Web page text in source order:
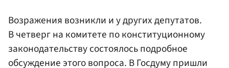
Возражения возникли и у других депутатов.
В четверг на комитете по конституционному
законодательству состоялось подробное
обсуждение этого вопроса. В Госдуму пришли